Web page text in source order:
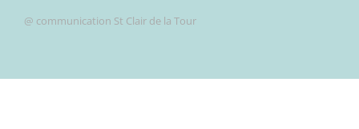
@ communication St Clair de la Tour